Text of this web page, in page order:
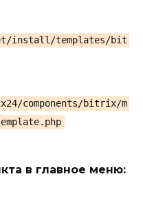
install/templates/bit
components/bitrix/m
в главное меню: